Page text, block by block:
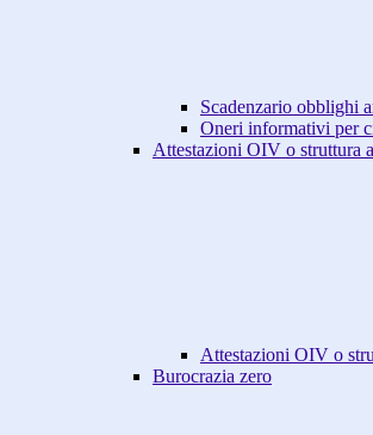
Scadenzario obblighi
Oneri informativi per
Attestazioni OIV o struttura
Attestazioni OIV o
Burocrazia zero